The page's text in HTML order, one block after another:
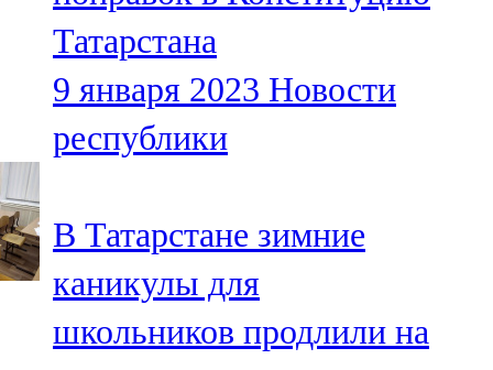
Татарстана
9 января 2023 Новости
республики
В Татарстане зимние
каникулы для
школьников продлили на